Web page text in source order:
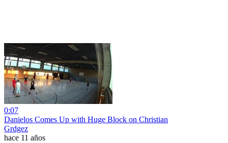
0:07
Danielos Comes Up with Huge Block on Christian
Grdgez
hace 11 años